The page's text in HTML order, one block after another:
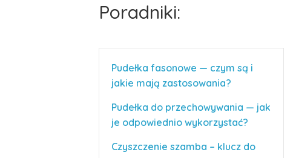
Poradniki:
Pudełka fasonowe — czym są i
jakie mają zastosowania?
Pudełka do przechowywania — jak
je odpowiednio wykorzystać?
Czyszczenie szamba – klucz do